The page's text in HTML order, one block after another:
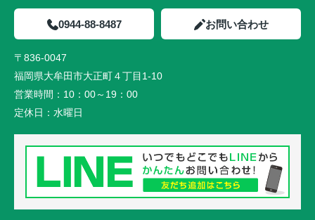
0944-88-8487 お問い合わせ
〒836-0047
福岡県大牟田市大正町４丁目1-10
営業時間： 10：00～19：00
定休日： 水曜日